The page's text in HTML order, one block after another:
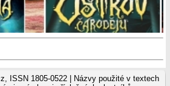
ISSN 1805-0522 | Názvy použité v textech